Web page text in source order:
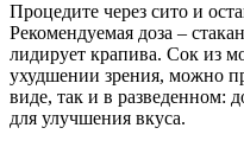
Процедите через сито и
Рекомендуемая доза –
лидирует крапива. Сок из
ухудшении зрения, можно
виде, так и в разведенном:
для улучшения вкуса.